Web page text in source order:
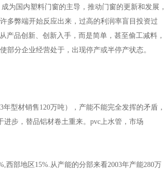
为国内塑料门窗的主导，推动门窗的更新和发展，
多弊端开始反应出来，过高的利润率盲目投资过
产品创新、创新入手，而是简单，甚至偷工减料，
部分企业经营处于，出现停产或半停产状态。
型材销售120万吨），产能不能完全发挥的矛盾，
步，替品铝材卷土重来。pvc上水管，市场
部地区15%.从产能的分部来看2003年产能280万